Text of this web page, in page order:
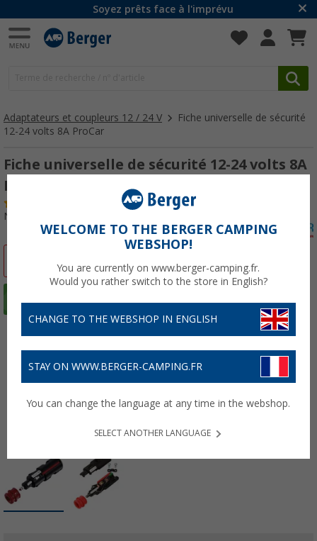
Soyez prêts face à l'imprévu
Adaptateurs et coupleurs 12 / 24 V
Fiche universelle de sécurité
12-24 volts 8A ProCar
Fiche universelle de sécurité 12-24 volts 8A
ProCar
N° d'art : 140550
WELCOME TO THE BERGER CAMPING
WEBSHOP!
You are currently on www.berger-camping.fr.
Would you rather switch to the store in English?
CHANGE TO THE WEBSHOP IN ENGLISH
STAY ON WWW.BERGER-CAMPING.FR
You can change the language at any time in the webshop.
SELECT ANOTHER LANGUAGE